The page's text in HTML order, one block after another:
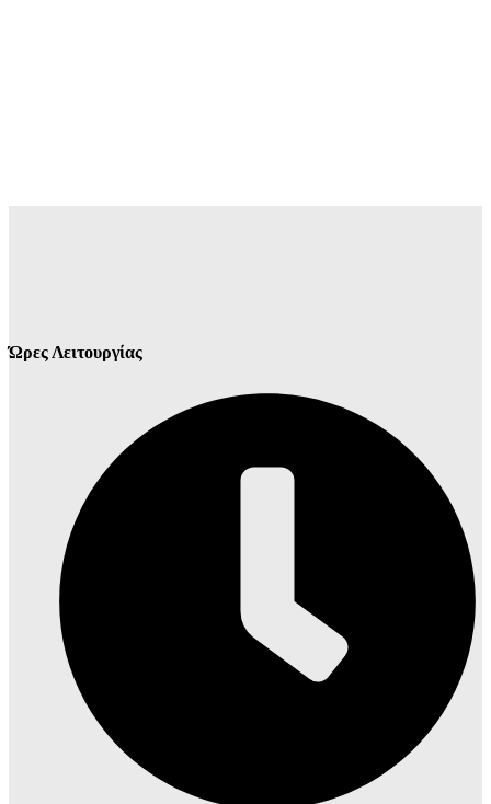
Ώρες Λειτουργίας